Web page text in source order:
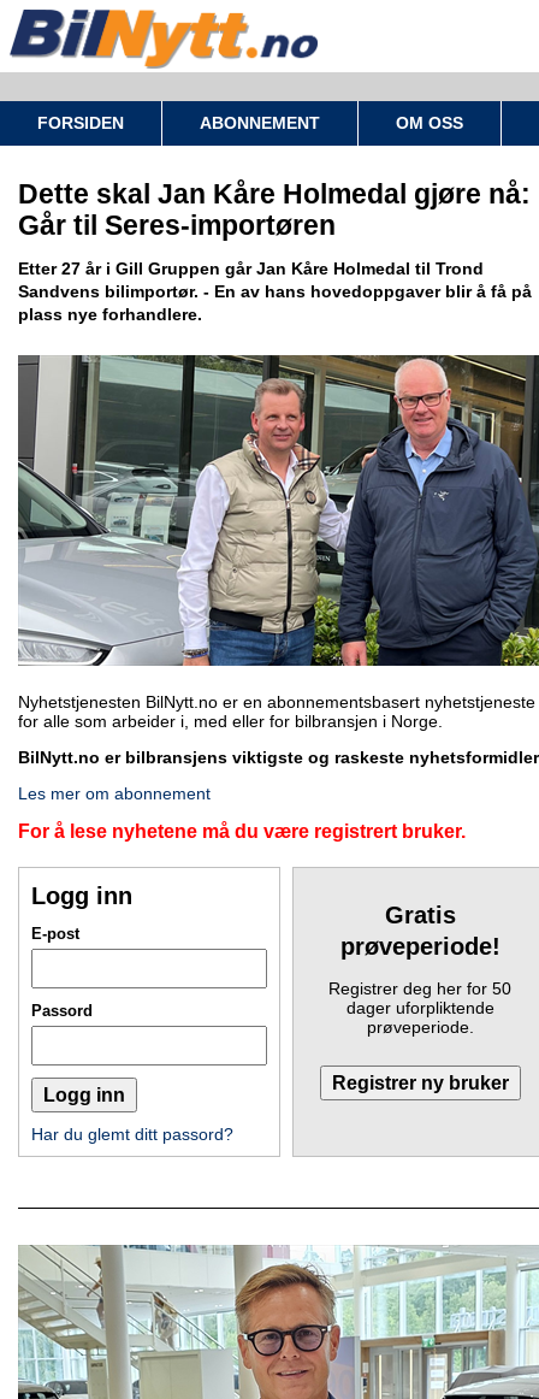
FORSIDEN ABONNEMENT OM OSS
Dette skal Jan Kåre Holmedal gjøre nå:
Går til Seres-importøren
Etter 27 år i Gill Gruppen går Jan Kåre Holmedal til Trond
Sandvens bilimportør. - En av hans hovedoppgaver blir å få på
plass nye forhandlere.
Nyhetstjenesten BilNytt.no er en abonnementsbasert nyhetstjeneste
for alle som arbeider i, med eller for bilbransjen i Norge.
BilNytt.no er bilbransjens viktigste og raskeste
Les mer om abonnement
For å lese nyhetene må du være registrert bruker.
Logg inn
E-post
Passord
Har du glemt ditt passord?
Gratis
prøveperiode!
Registrer deg her for 50
dager uforpliktende
prøveperiode.